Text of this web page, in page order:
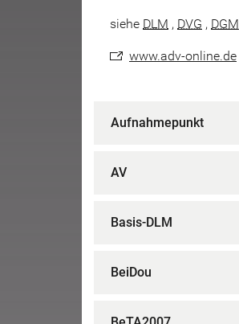
siehe DLM , DVG , DGM
www.adv-online.de
Aufnahmepunkt
AV
Basis-DLM
BeiDou